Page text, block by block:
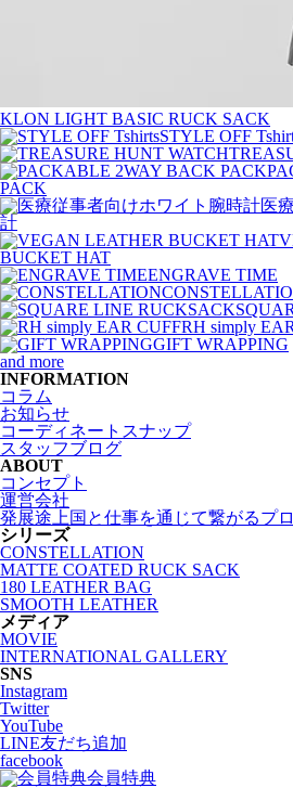
KLON LIGHT BASIC RUCK SACK
STYLE OFF
PACK
医
計
BUCKET HAT
ENGRAVE TIME
RH simply
GIFT WRAPPING
and more
INFORMATION
コラム
お知らせ
コーディネートスナップ
スタッフブログ
ABOUT
コンセプト
運営会社
発展途上国と仕事を通じて繋がるプ
シリーズ
CONSTELLATION
MATTE COATED RUCK SACK
180 LEATHER BAG
SMOOTH LEATHER
メディア
MOVIE
INTERNATIONAL GALLERY
SNS
Instagram
Twitter
YouTube
LINE友だち追加
facebook
会員特典